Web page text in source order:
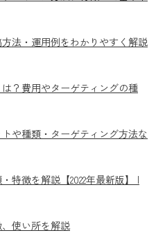
法・運用例をわかりやすく解説
？費用やターゲティングの種
や種類・ターゲティング方法な
特徴を解説【2022年最新版】 |
使い所を解説